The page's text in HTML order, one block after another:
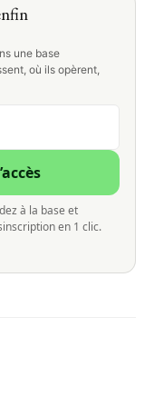
une base
où ils opèrent,
à la base et
en 1 clic.